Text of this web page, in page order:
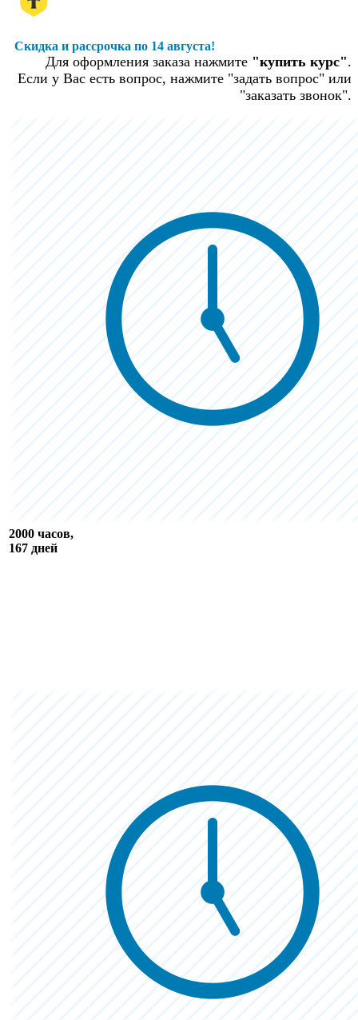
Скидка и рассрочка по 14 августа!
Для оформления заказа нажмите "купить курс".
Если у Вас есть вопрос, нажмите "задать вопрос" или
"заказать звонок".
2000 часов,
167 дней